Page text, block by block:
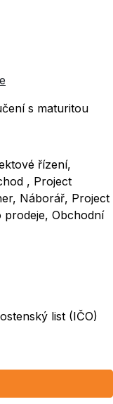
s maturitou
řízení,
, Project
Náborář, Project
Obchodní
list (IČO)